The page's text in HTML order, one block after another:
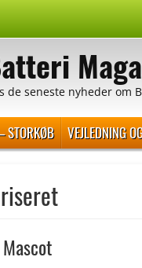
de seneste nyheder om
STORKØB VEJLEDNING